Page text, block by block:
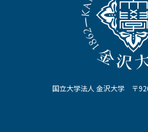
国立大学法人 金沢大学 〒